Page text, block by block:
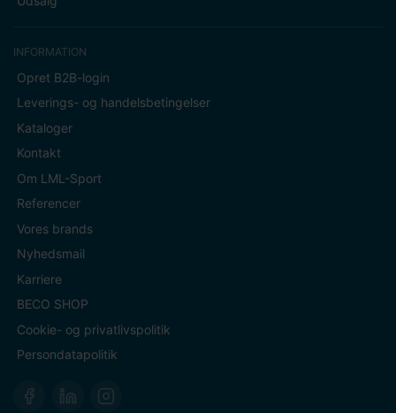
INFORMATION
Opret B2B-login
Leverings- og handelsbetingelser
Kataloger
Kontakt
Om LML-Sport
Referencer
Vores brands
Nyhedsmail
Karriere
BECO SHOP
Cookie- og privatlivspolitik
Persondatapolitik